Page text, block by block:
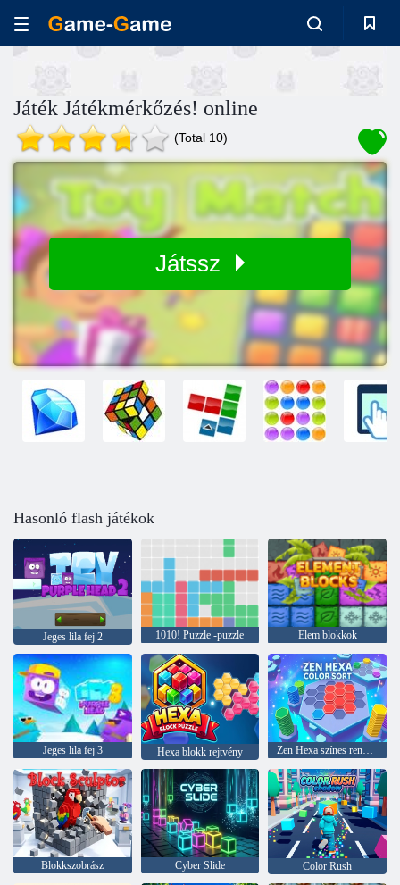
Játék Játékmérkőzés! online
(Total 10)
Játssz
Hasonló flash játékok
Jeges lila fej 2 1010! Puzzle -puzzle Elem blokkok
Jeges lila fej 3 Hexa blokk rejtvény Zen Hexa színes rendezés
Blokkszobrász Cyber Slide Color Rush